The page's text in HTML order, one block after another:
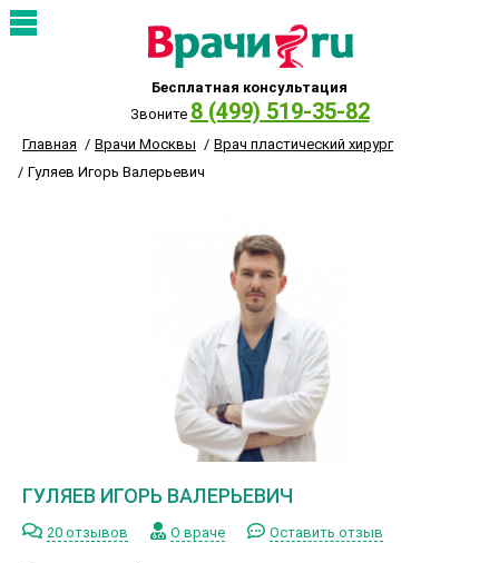
Бесплатная консультация
Звоните 8 (499) 519-35-82
Главная Врачи Москвы
Врач пластический хирург
Гуляев Игорь Валерьевич
ГУЛЯЕВ ИГОРЬ ВАЛЕРЬЕВИЧ
20 отзывов О враче Оставить отзыв